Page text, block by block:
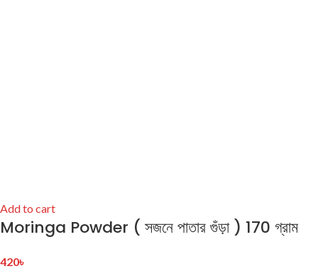
Add to cart
Moringa Powder ( সজনে পাতার গুঁড়া ) 170 গ্রাম
420৳